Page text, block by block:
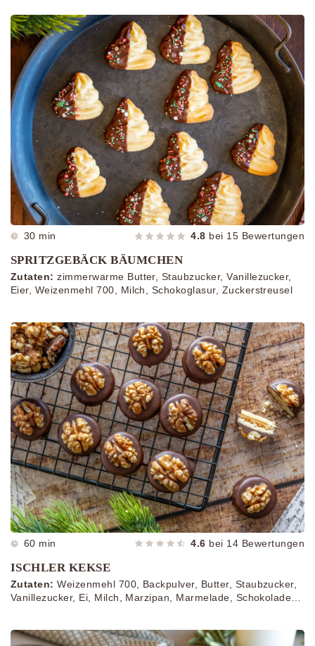
30 min 4.8 bei 15 Bewertungen
SPRITZGEBÄCK BÄUMCHEN
Zutaten: zimmerwarme Butter, Staubzucker, Vanillezucker,
Eier, Weizenmehl 700, Milch, Schokoglasur, Zuckerstreusel
60 min 4.6 bei 14 Bewertungen
ISCHLER KEKSE
Zutaten: Weizenmehl 700, Backpulver, Butter, Staubzucker,
Vanillezucker, Ei, Milch, Marzipan, Marmelade, Schokolade,